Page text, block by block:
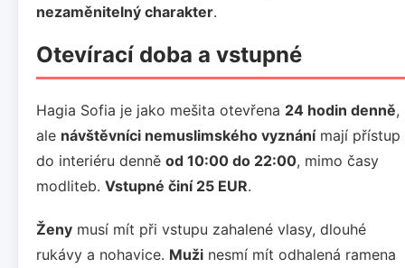
nezaměnitelný charakter.
Otevírací doba a vstupné
Hagia Sofia je jako mešita otevřena 24 hodin denně,
ale návštěvníci nemuslimského vyznánímají přístup
do interiéru denně od 10:00 do 22:00, mimo časy
modliteb. Vstupné činí 25 EUR.
Ženy musí mít při vstupu zahalené vlasy, dlouhé
rukávy a nohavice. Muži nesmí mít odhalená ramena